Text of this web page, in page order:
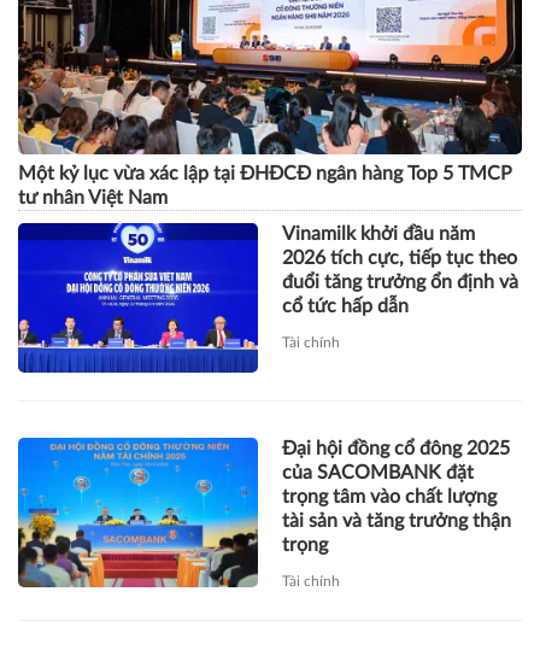
Một kỷ lục vừa xác lập tại ĐHĐCĐ ngân hàng Top 5 TMCP
tư nhân Việt Nam
Vinamilk khởi đầu năm
2026 tích cực, tiếp tục theo
đuổi tăng trưởng ổn định và
cổ tức hấp dẫn
Tài chính
Đại hội đồng cổ đông 2025
của SACOMBANK đặt
trọng tâm vào chất lượng
tài sản và tăng trưởng thận
trọng
Tài chính